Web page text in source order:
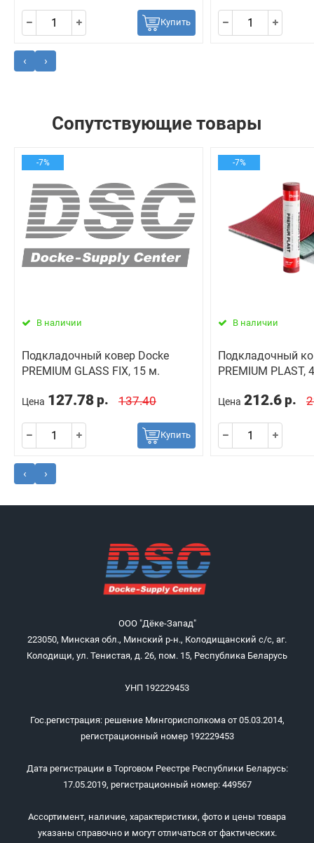
Купить
‹ ›
Сопутствующие товары
-7%
В наличии
Подкладочный ковер Docke
PREMIUM GLASS FIX, 15 м.
Цена 127.78 р. 137.40
Купить
-7%
В наличии
Подкладочный
PREMIUM PLAST,
Цена 212.6 р.
‹ ›
ООО "Дёке-Запад"
223050, Минская обл., Минский р-н., Колодищанский с/с, аг.
Колодищи, ул. Тенистая, д. 26, пом. 15, Республика Беларусь
УНП 192229453
Гос.регистрация: решение Мингорисполкома от 05.03.2014,
регистрационный номер 192229453
Дата регистрации в Торговом Реестре Республики Беларусь:
17.05.2019, регистрационный номер: 449567
Ассортимент, наличие, характеристики, фото и цены товара
указаны справочно и могут отличаться от фактических.